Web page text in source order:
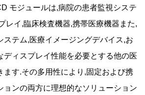
モジュールは,病院の患者監視システ
レイ,臨床検査機器,携帯医療機器また,
ステム,医療イメージングデバイス,お
ディスプレイ性能を必要とする他の医
ます.その多用性により,固定および携
ョンの両方に理想的なソリューション